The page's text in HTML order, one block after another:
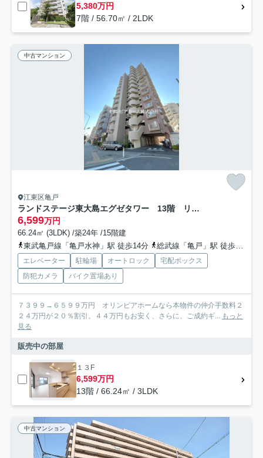
5,380万円
7階 / 56.70㎡ / 2LDK
中古マンション
江東区亀戸
ランドステージ東大島エグゼタワー 13階 リ ノベーション
6,599万円
66.24㎡ (3LDK) /築24年 /15階建
東武亀戸線「亀戸水神」駅 徒歩14分
総武線「亀戸」駅 徒歩19分
エレベーター 駐輪場 オートロック
宅配ボックス
防犯カメラ
バイク置場あり
７３９９→６５９９万円 オリンピアホームなら本物件の仲介手数料２
２４万円が２０％割引。４４万円もお安く、さらに、ご成約ギ...
もっと
見る
販売中の部屋
１３F
6,599万円
13階 / 66.24㎡ / 3LDK
中古マンション